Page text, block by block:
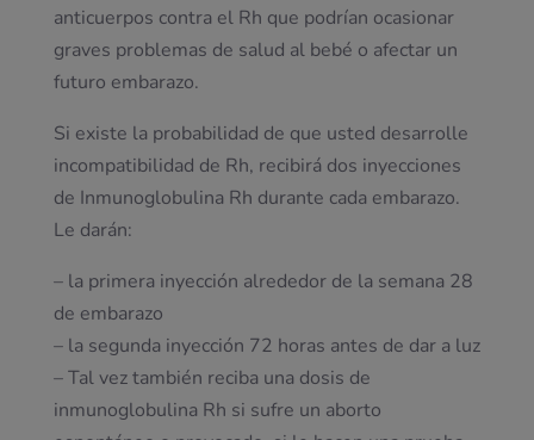
anticuerpos contra el Rh que podrían ocasionar
graves problemas de salud al bebé o afectar un
futuro embarazo.
Si existe la probabilidad de que usted desarrolle
incompatibilidad de Rh, recibirá dos inyecciones
de Inmunoglobulina Rh durante cada embarazo.
Le darán:
– la primera inyección alrededor de la semana 28
de embarazo
– la segunda inyección 72 horas antes de dar a luz
– Tal vez también reciba una dosis de
inmunoglobulina Rh si sufre un aborto